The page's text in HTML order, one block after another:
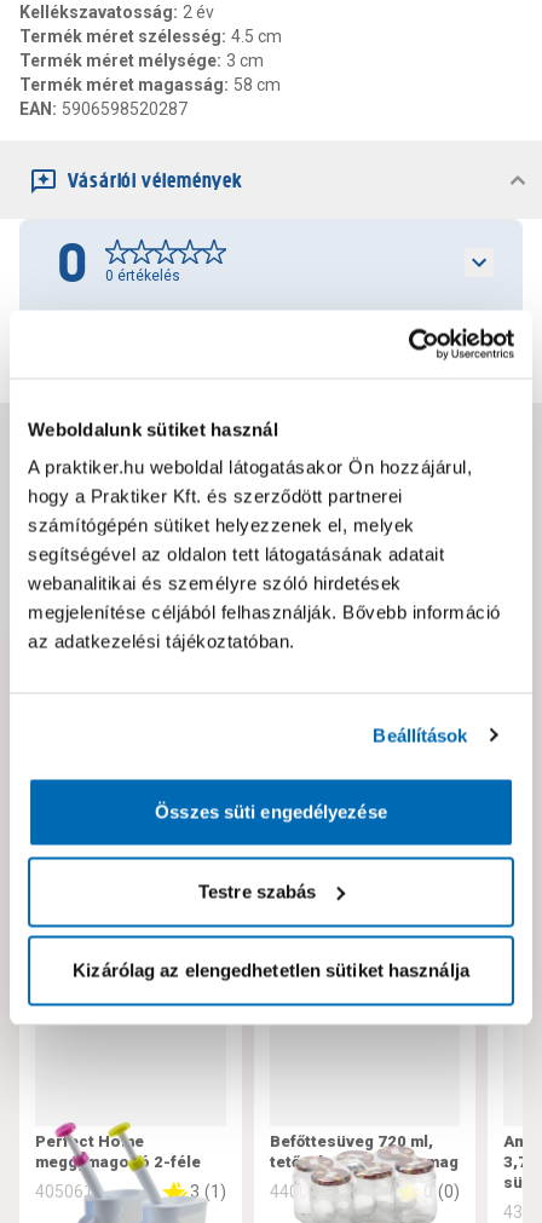
Weboldalunk sütiket használ
A praktiker.hu weboldal látogatásakor Ön hozzájárul,
hogy a Praktiker Kft. és szerződött partnerei
számítógépén sütiket helyezzenek el, melyek
segítségével az oldalon tett látogatásának adatait
webanalitikai és személyre szóló hirdetések
megjelenítése céljából felhasználják. Bővebb információ
az adatkezelési tájékoztatóban.
Beállítások
Összes süti engedélyezése
Testre szabás
Kizárólag az elengedhetetlen sütiket használja
Kellékszavatosság: 2 év
Termék méret szélesség: 4.5 cm
Termék méret mélysége: 3 cm
Termék méret magasság: 58 cm
EAN : 5906598520287
Vásárlói vélemények
0 0 értékelés
Jótállás, szavatosság
Csomagolási és súly információk
Dokumentumok, felelős személy
Neked ajánljuk!
Perfect Home
meggymagozó 2-féle
405061 3 (1)
Befőttesüveg 720 ml,
tetővel, 6 db-os csomag
440013 0 (0)
3,7l